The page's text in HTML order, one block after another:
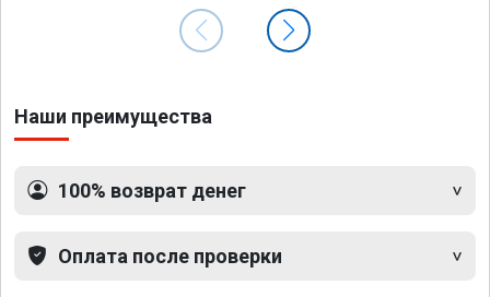
Наши преимущества
100% возврат денег
Оплата после проверки